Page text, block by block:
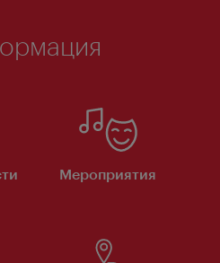
Мероприятия